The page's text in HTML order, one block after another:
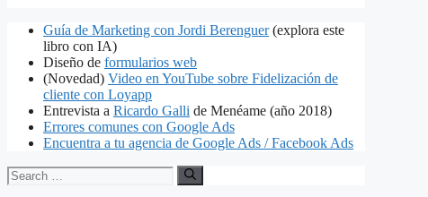
Guía de Marketing con Jordi Berenguer(explora este
libro con IA)
Diseño de formularios web
(Novedad) Video en YouTube sobre Fidelización de
cliente con Loyapp
Entrevista a Ricardo Galli de Menéame (año 2018)
Errores comunes con Google Ads
Encuentra a tu agencia de Google Ads / Facebook Ads
Search
for: